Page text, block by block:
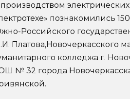
познакомились
Российского
Платова,Новочеркасского
колледжа г.
№ 32 города